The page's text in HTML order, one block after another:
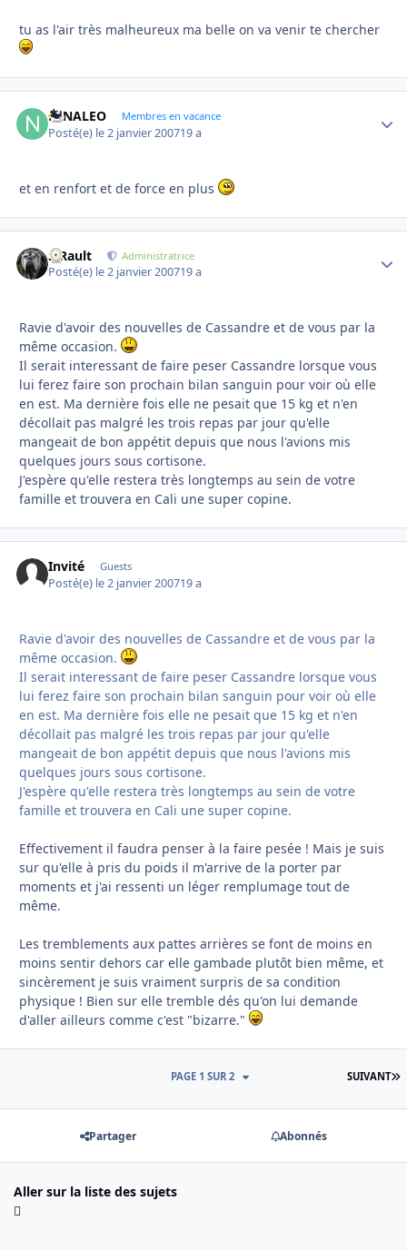
tu as l'air très malheureux ma belle on va venir te chercher
NINALEO Membres en vacance
Posté(e) le 2 janvier 200719 a
et en renfort et de force en plus
S.Rault Administratrice
Posté(e) le 2 janvier 200719 a
Ravie d'avoir des nouvelles de Cassandre et de vous par la
même occasion.
Il serait interessant de faire peser Cassandre lorsque vous
lui ferez faire son prochain bilan sanguin pour voir où elle
en est. Ma dernière fois elle ne pesait que 15 kg et n'en
décollait pas malgré les trois repas par jour qu'elle
mangeait de bon appétit depuis que nous l'avions mis
quelques jours sous cortisone.
J'espère qu'elle restera très longtemps au sein de votre
famille et trouvera en Cali une super copine.
Invité Guests
Posté(e) le 2 janvier 200719 a
Ravie d'avoir des nouvelles de Cassandre et de vous par la
même occasion.
Il serait interessant de faire peser Cassandre lorsque vous
lui ferez faire son prochain bilan sanguin pour voir où elle
en est. Ma dernière fois elle ne pesait que 15 kg et n'en
décollait pas malgré les trois repas par jour qu'elle
mangeait de bon appétit depuis que nous l'avions mis
quelques jours sous cortisone.
J'espère qu'elle restera très longtemps au sein de votre
famille et trouvera en Cali une super copine.
Effectivement il faudra penser à la faire pesée ! Mais je suis
sur qu'elle à pris du poids il m'arrive de la porter par
moments et j'ai ressenti un léger remplumage tout de
même.
Les tremblements aux pattes arrières se font de moins en
moins sentir dehors car elle gambade plutôt bien même, et
sincèrement je suis vraiment surpris de sa condition
physique ! Bien sur elle tremble dés qu'on lui demande
d'aller ailleurs comme c'est "bizarre."
SUIVANT
PAGE 1 SUR 2
Partager Abonnés
Aller sur la liste des sujets